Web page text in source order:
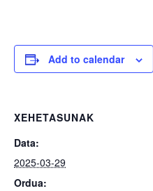
Add to calendar
XEHETASUNAK
Data:
2025-03-29
Ordua: